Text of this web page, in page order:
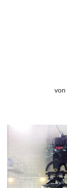
von